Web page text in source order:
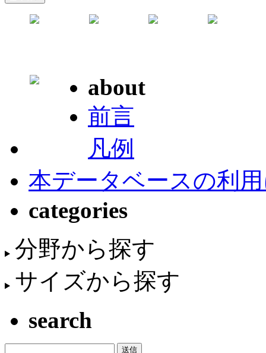
about
前言
凡例
本データベースの利
categories
分野から探す
サイズから探す
search